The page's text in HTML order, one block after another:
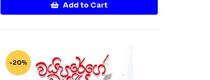
Add to Cart
-20%